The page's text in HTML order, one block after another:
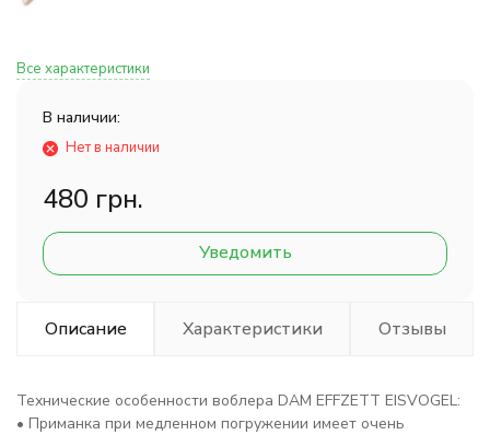
Все характеристики
В наличии:
Нет в наличии
480 грн.
Уведомить
Описание Характеристики Отзывы
Технические особенности воблера DAM EFFZETT EISVOGEL:
• Приманка при медленном погружении имеет очень